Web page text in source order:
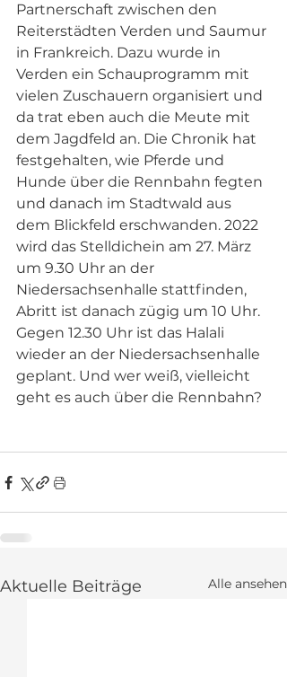
Partnerschaft zwischen den
Reiterstädten Verden und Saumur
in Frankreich. Dazu wurde in
Verden ein Schauprogramm mit
vielen Zuschauern organisiert und
da trat eben auch die Meute mit
dem Jagdfeld an. Die Chronik hat
festgehalten, wie Pferde und
Hunde über die Rennbahn fegten
und danach im Stadtwald aus
dem Blickfeld erschwanden. 2022
wird das Stelldichein am 27. März
um 9.30 Uhr an der
Niedersachsenhalle stattfinden,
Abritt ist danach zügig um 10 Uhr.
Gegen 12.30 Uhr ist das Halali
wieder an der Niedersachsenhalle
geplant. Und wer weiß, vielleicht
geht es auch über die Rennbahn?
Aktuelle Beiträge Alle ansehen